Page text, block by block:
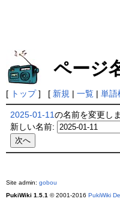
ページ
[ トップ] [ 新規 | 一覧 | 単語
2025-01-11の名前を変更しま
新しい名前:
Site admin: gobou
PukiWiki 1.5.1 © 2001-2016 PukiWiki